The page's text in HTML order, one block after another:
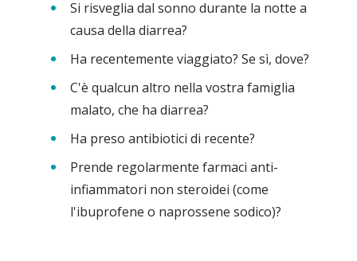
Si risveglia dal sonno durante la notte a
causa della diarrea?
Ha recentemente viaggiato? Se sì, dove?
C'è qualcun altro nella vostra famiglia
malato, che ha diarrea?
Ha preso antibiotici di recente?
Prende regolarmente farmaci anti-
infiammatori non steroidei (come
l'ibuprofene o naprossene sodico)?